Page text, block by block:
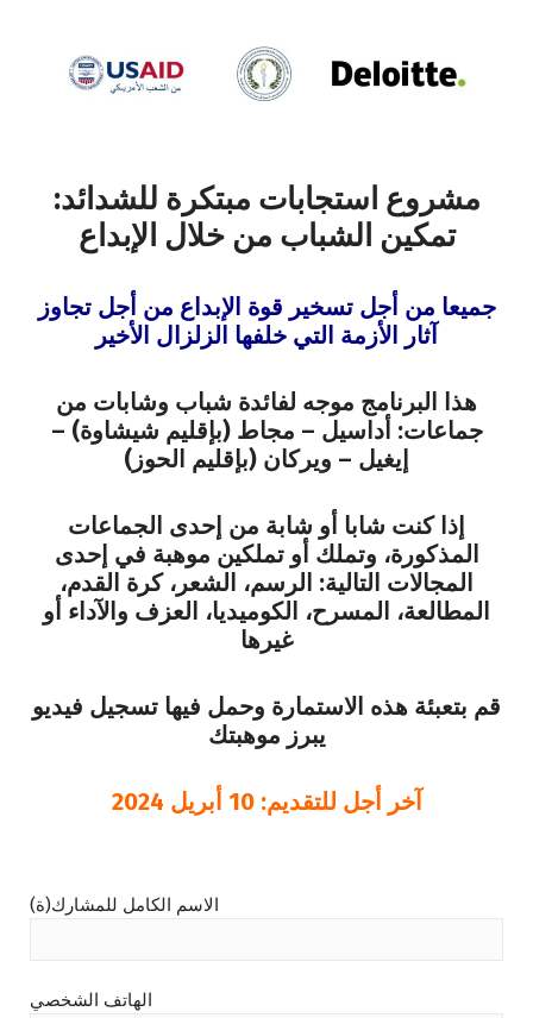
مشروع استجابات مبتكرة للشدائد:
تمكين الشباب من خلال الإبداع
جميعا من أجل تسخير قوة الإبداع من أجل تجاوز
آثار الأزمة التي خلفها الزلزال الأخير
هذا البرنامج موجه لفائدة شباب وشابات من
جماعات: أداسيل – مجاط (بإقليم شيشاوة) –
إيغيل – ويركان (بإقليم الحوز)
إذا كنت شابا أو شابة من إحدى الجماعات
المذكورة، وتملك أو تملكين موهبة في إحدى
المجالات التالية: الرسم، الشعر، كرة القدم،
المطالعة، المسرح، الكوميديا، العزف والآداء أو
غيرها
قم بتعبئة هذه الاستمارة وحمل فيها تسجيل فيديو
يبرز موهبتك
آخر أجل للتقديم: 10 أبريل 2024
الاسم الكامل للمشارك(ة)
الهاتف الشخصي